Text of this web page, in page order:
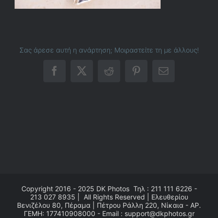
Σας άρεσε αυτή η ανάρτηση; Μοιραστείτε τη με άλλους!
Facebook
X RedditPinterestEmail
Copyright 2016 - 2025 DK PhotosΤηλ : 211 111 6226 -
213 027 8935 | All Rights Reserved | Ελευθερίου
Βενιζέλου 80, Πέραμα | Πέτρου Ράλλη 220, Νίκαια - ΑΡ.
ΓΕΜΗ: 177410908000 - Email : support@dkphotos.gr